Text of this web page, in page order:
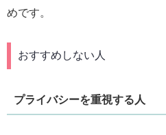
めです。
おすすめしない人
プライバシーを重視する人